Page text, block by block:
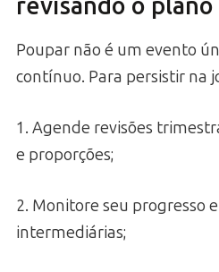
revisando o plano
Poupar não é um evento
contínuo. Para persistir na
1. Agende revisões
e proporções;
2. Monitore seu progresso
intermediárias;